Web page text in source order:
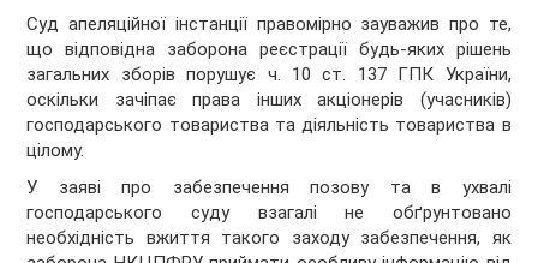
Суд апеляційної інстанції правомірно зауважив про те,
що відповідна заборона реєстрації будь-яких рішень
загальних зборів порушує ч. 10 ст. 137 ГПК України,
оскільки зачіпає права інших акціонерів (учасників)
господарського товариства та діяльність товариства в
цілому.
У заяві про забезпечення позову та в ухвалі
господарського суду взагалі не обґрунтовано
необхідність вжиття такого заходу забезпечення, як